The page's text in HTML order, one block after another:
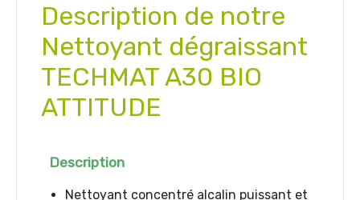
Description de notre
Nettoyant dégraissant
TECHMAT A30 BIO
ATTITUDE
Description
Nettoyant concentré alcalin puissant et